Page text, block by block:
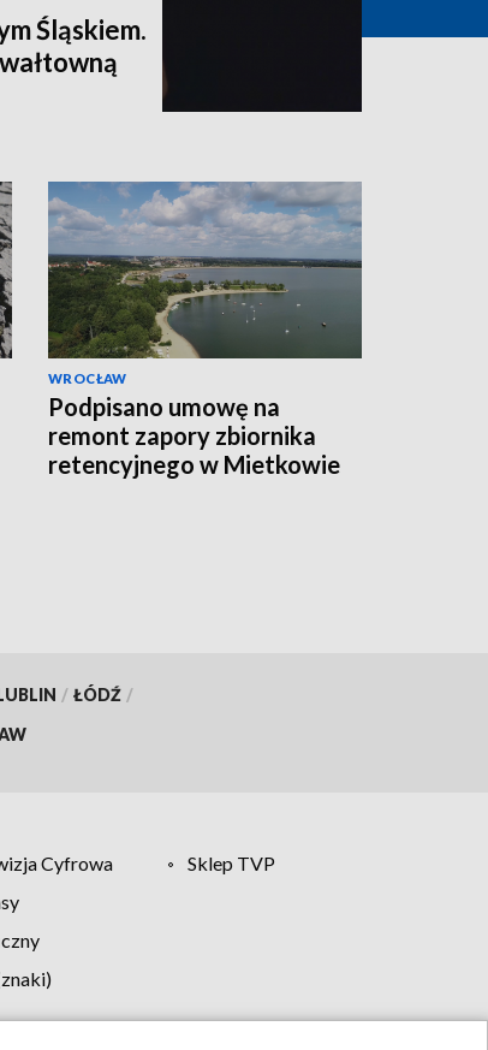
Śląskiem.
WROCŁAW
Podpisano umowę na
remont zapory zbiornika
retencyjnego w Mietkowie
/ ŁÓDŹ /
Cyfrowa
Sklep TVP